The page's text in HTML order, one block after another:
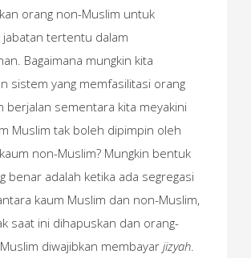
orang non-Muslim untuk
jabatan tertentu dalam
Bagaimana mungkin kita
sistem yang memfasilitasi orang
berjalan sementara kita meyakini
Muslim tak boleh dipimpin oleh
non-Muslim? Mungkin bentuk
benar adalah ketika ada segregasi
kaum Muslim dan non-Muslim,
saat ini dihapuskan dan orang-
diwajibkan membayar jizyah.